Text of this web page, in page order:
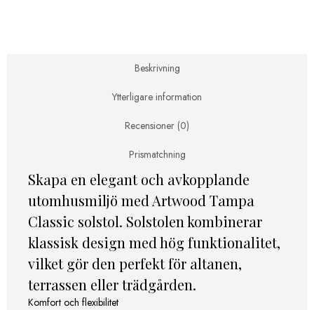
Beskrivning
Ytterligare information
Recensioner (0)
Prismatchning
Skapa en elegant och avkopplande
utomhusmiljö med Artwood Tampa
Classic solstol. Solstolen kombinerar
klassisk design med hög funktionalitet,
vilket gör den perfekt för altanen,
terrassen eller trädgården.
Komfort och flexibilitet